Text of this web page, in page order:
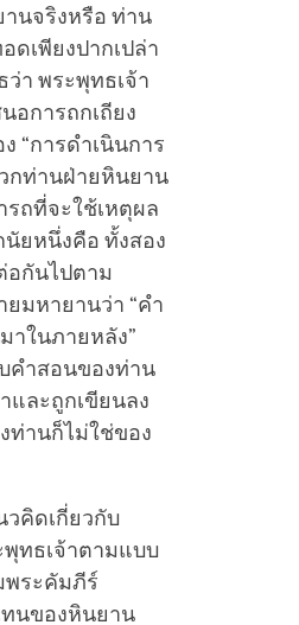
นจริงหรือ ท่าน
เพียงปากเปล่า
า พระพุทธเจ้า
อการถกเถียง
“การดำเนินการ
กท่านฝ่ายหินยาน
รถที่จะใช้เหตุผล
ยหนึ่งคือ ทั้งสอง
อกันไปตาม
ยมหายานว่า “คำ
าในภายหลัง”
คำสอนของท่าน
และถูกเขียนลง
ท่านก็ไม่ใช่ของ
คิดเกี่ยวกับ
ทธเจ้าตามแบบ
พระคัมภีร์
ทนของหินยาน